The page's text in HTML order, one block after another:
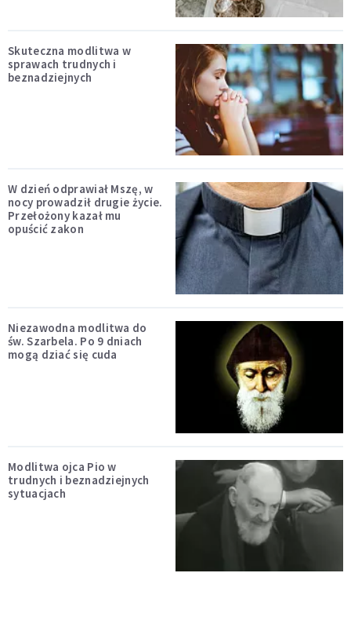
Skuteczna modlitwa w
sprawach trudnych i
beznadziejnych
W dzień odprawiał Mszę, w
nocy prowadził drugie życie.
Przełożony kazał mu
opuścić zakon
Niezawodna modlitwa do
św. Szarbela. Po 9 dniach
mogą dziać się cuda
Modlitwa ojca Pio w
trudnych i beznadziejnych
sytuacjach